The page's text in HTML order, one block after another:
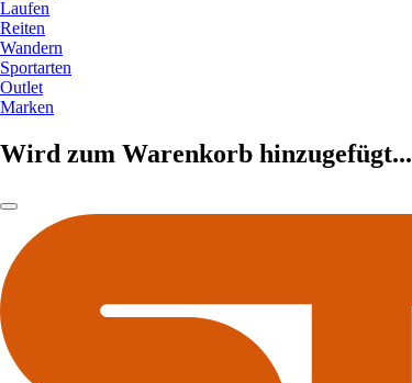
Laufen
Reiten
Wandern
Sportarten
Outlet
Marken
Wird zum Warenkorb hinzugefügt...